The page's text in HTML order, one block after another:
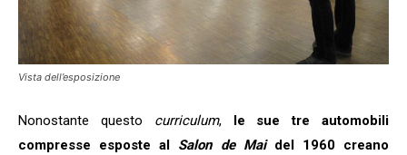
Vista dell’esposizione
Nonostante questo curriculum, le sue tre automobili
compresse esposte al Salon de Maidel 1960 creano